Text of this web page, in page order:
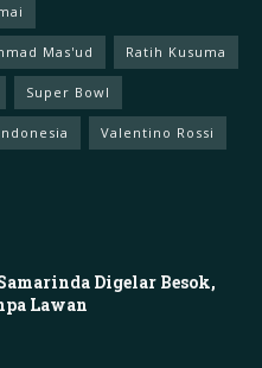
Mas'ud Ratih Kusuma
Super Bowl
Valentino Rossi
Digelar Besok,
Lawan